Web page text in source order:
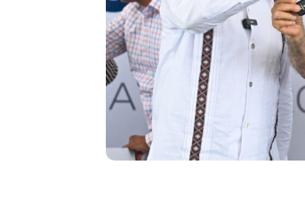
Zendaya y
su boda en
Inglaterra
agosto 6, 2026
Beaverbrook
boda Zendaya
Spider-Man Brand